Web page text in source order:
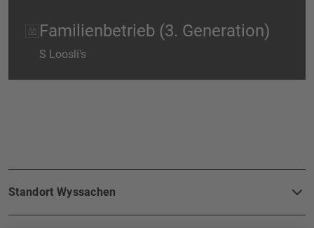
Familienbetrieb (3. Generation)
S Loosli's
FOOTERBEREICH
Standort Wyssachen